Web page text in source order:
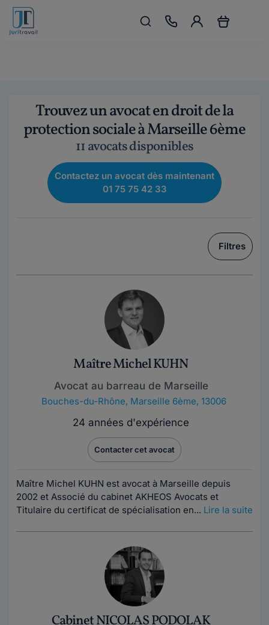
Trouvez un avocat en droit de la
protection sociale à Marseille 6ème
11 avocats disponibles
Contactez un avocat dès maintenant
01 75 75 42 33
Filtres
Maître Michel KUHN
Avocat au barreau de Marseille
Bouches-du-Rhône, Marseille 6ème, 13006
24 années d'expérience
Contacter cet avocat
Maître Michel KUHN est avocat à Marseille depuis
2002 et Associé du cabinet AKHEOS Avocats et
Titulaire du certificat de spécialisation en... Lire la suite
Cabinet NICOLAS PODOLAK